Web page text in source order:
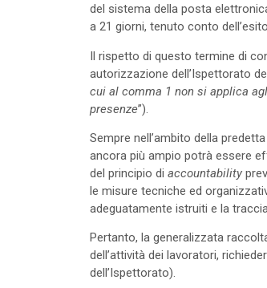
del sistema della posta
a 21 giorni, tenuto conto
Il rispetto di questo termine di
autorizzazione dell’Ispettorato
cui al comma 1 non si applica
presenze”).
Sempre nell’ambito della
ancora più ampio potrà essere
del principio di accountability
le misure tecniche ed
adeguatamente istruiti e la
Pertanto, la generalizzata
dell’attività dei lavoratori,
dell’Ispettorato).